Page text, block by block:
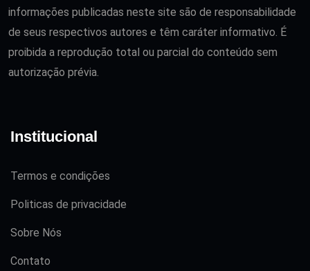
informações publicadas neste site são de responsabilidade
de seus respectivos autores e têm caráter informativo. É
proibida a reprodução total ou parcial do conteúdo sem
autorização prévia.
Institucional
Termos e condições
Politicas de privacidade
Sobre Nós
Contato